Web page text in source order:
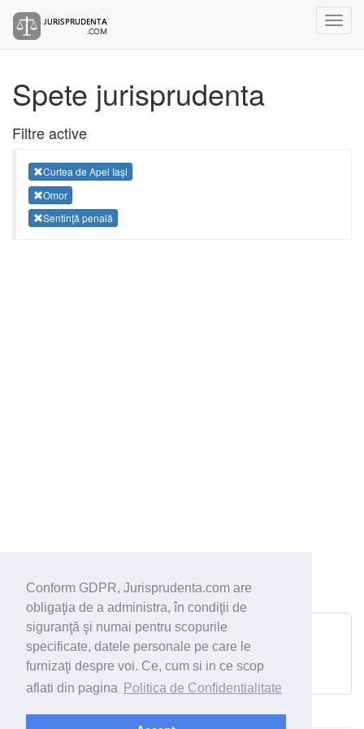
Conform GDPR, Jurisprudenta.com are
obligaţia de a administra, în condiţii de
siguranţă şi numai pentru scopurile
specificate, datele personale pe care le
furnizaţi despre voi. Ce, cum si in ce scop
aflati din pagina
Politica de Confidentialitate
Spete jurisprudenta
Filtre active
Curtea de Apel Iași
Omor
Sentinţă penală
Sentinţă penală - 26.10.2006
Tâlhărie şi omor deosebit de grav aflate în concurs.
Elemente de diferenţiere faţă de infracţiunea de tâlhărie
urmată de moartea victimei